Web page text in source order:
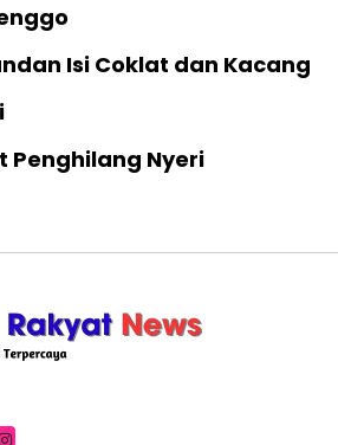
Isi Coklat dan Kacang
Penghilang Nyeri